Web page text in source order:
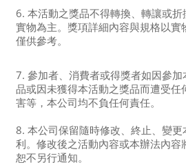
6. 本活動之獎品不得轉換、轉讓或
實物為主。獎項詳細內容與規格以實
僅供參考。
7. 參加者、消費者或得獎者如因參
品或因未獲得本活動之獎品而遭受任
害等，本公司均不負任何責任。
8. 本公司保留隨時修改、終止、變
利。修改後之活動內容或本辦法內容
恕不另行通知。